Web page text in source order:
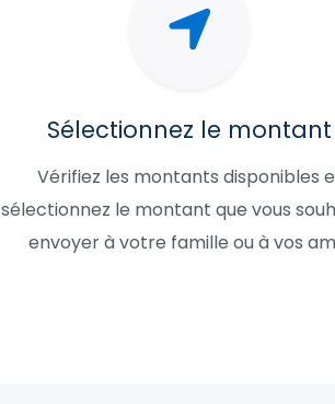
Sélectionnez le montant
Vérifiez les montants disponibles
sélectionnez le montant que vous
envoyer à votre famille ou à vos